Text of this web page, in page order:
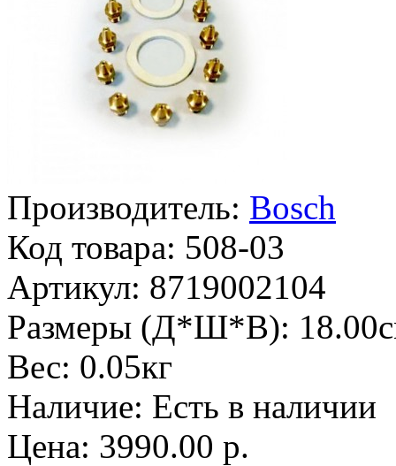
Производитель: Bosch
Код товара: 508-03
Артикул: 8719002104
Размеры (Д*Ш*В):
Вес: 0.05кг
Наличие: Есть в наличии
Цена: 3990.00 р.